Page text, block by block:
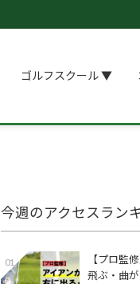
ゴルフスクール ▼
今週のアクセスラン
01
【プロ監
飛ぶ・曲